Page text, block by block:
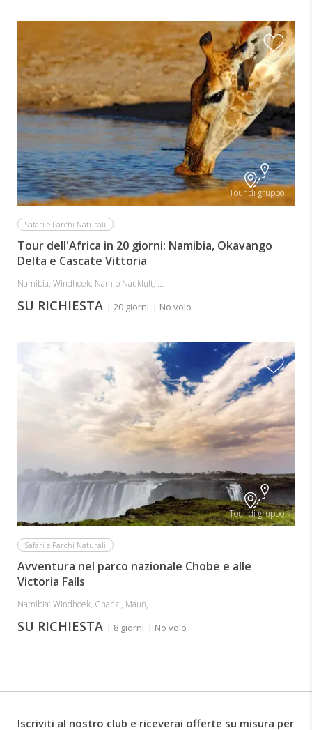
Tour di gruppo
Safari e Parchi Naturali
Tour dell'Africa in 20 giorni: Namibia, Okavango
Delta e Cascate Vittoria
Namibia: Windhoek, Namib Naukluft, ...
SU RICHIESTA | 20 giorni | No volo
Tour di gruppo
Safari e Parchi Naturali
Avventura nel parco nazionale Chobe e alle
Victoria Falls
Namibia: Windhoek, Ghanzi, Maun, ...
SU RICHIESTA | 8 giorni | No volo
Iscriviti al nostro club e riceverai offerte su misura per